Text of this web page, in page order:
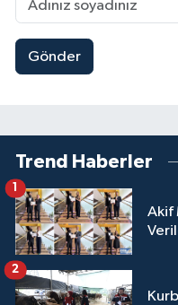
Gönder
Trend Haberler
Akif
1
2